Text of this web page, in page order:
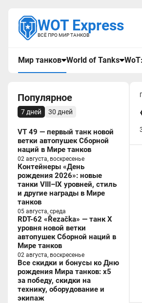
WOT Express
ВСЁ ПРО МИР ТАНКОВ
Мир танков World of Tanks
Популярное
7 дней 30 дней
VT 49 — первый танк новой
ветки автопушек Сборной
наций в Мире танков
02 августа, воскресенье
Контейнеры «День
рождения 2026»: новые
танки VIII–IX уровней, стиль
и другие награды в Мире
танков
05 августа, среда
RDT-62 «Řezačka» — танк X
уровня новой ветки
автопушек Сборной наций в
Мире танков
02 августа, воскресенье
Все скидки и бонусы ко Дню
рождения Мира танков: x5
за победу, скидки на
технику, оборудование и
экипаж